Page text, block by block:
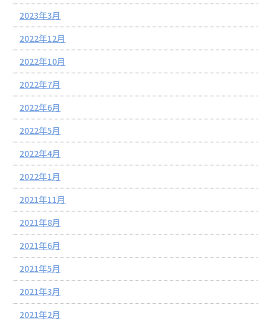
2023年3月
2022年12月
2022年10月
2022年7月
2022年6月
2022年5月
2022年4月
2022年1月
2021年11月
2021年8月
2021年6月
2021年5月
2021年3月
2021年2月